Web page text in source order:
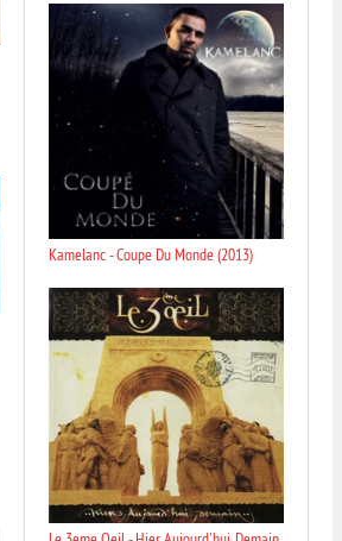
Kamelanc - Coupe Du Monde (2013)